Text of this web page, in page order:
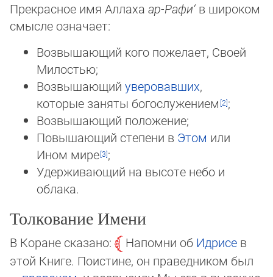
Прекрасное имя Аллаха ар-Рафи‘в широком
смысле означает:
Возвышающий кого пожелает, Своей
Милостью;
Возвышающий уверовавших,
которые заняты богослужением
;
Возвышающий положение;
Повышающий степени в Этом или
Ином мире ;
Удерживающий на высоте небо и
облака.
Толкование Имени
В Коране сказано: Напомни об Идрисе в
этой Книге. Поистине, он праведником был